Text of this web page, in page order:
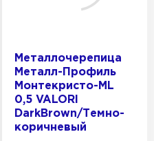
Металлочерепица
Металл-Профиль
Монтекристо-ML
0,5 VALORI
DarkBrown/Темно-
коричневый